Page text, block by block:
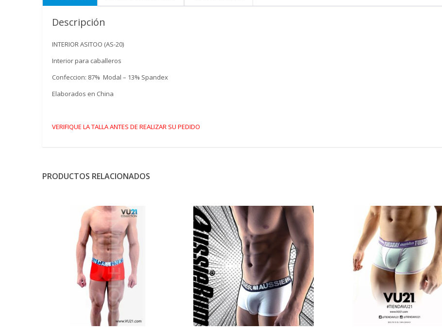
Descripción
INTERIOR ASITOO (AS-20)
Interior para caballeros
Confeccion: 87% Modal – 13% Spandex
Elaborados en China
VERIFIQUE LA TALLA ANTES DE REALIZAR SU PEDIDO
PRODUCTOS RELACIONADOS